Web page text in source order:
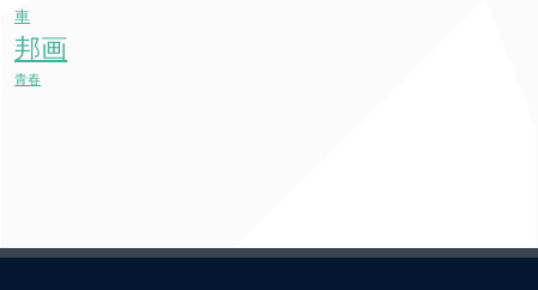
車
邦画
青春